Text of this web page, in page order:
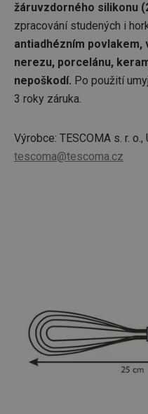
žáruvzdorného silikonu
zpracování studených i
antiadhézním povlakem,
nerezu, porcelánu,
nepoškodí. Po použití
3 roky záruka.
Výrobce: TESCOMA s. r.
tescoma@tescoma.cz